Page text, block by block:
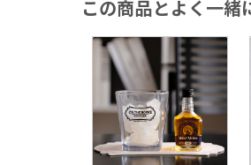
この商品とよく一緒